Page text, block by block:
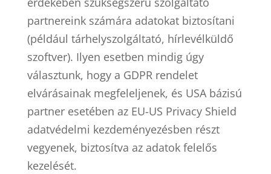
partnereink számára adatokat biztosítani
(például tárhelyszolgáltató, hírlevélküldő
szoftver). Ilyen esetben mindig úgy
választunk, hogy a GDPR rendelet
elvárásainak megfeleljenek, és USA bázisú
partner esetében az EU-US Privacy Shield
adatvédelmi kezdeményezésben részt
vegyenek, biztosítva az adatok felelős
kezelését.